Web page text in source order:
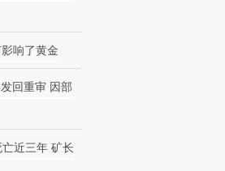
响了黄金
回重审 因部
近三年 矿长